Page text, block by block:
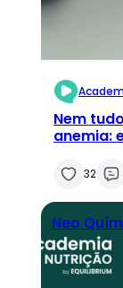
Nem
anemia:
32
Neo